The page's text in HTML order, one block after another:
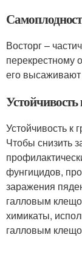
Восторг –
его
Устойчивость к
Чтобы снизить
фунгицидов,
заражения
галловым
химикаты,
галловым